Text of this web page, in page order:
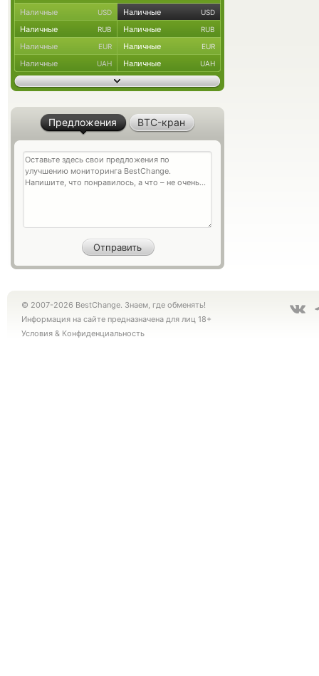
Наличные USD Наличные USD
Наличные RUB Наличные RUB
Наличные EUR Наличные EUR
Наличные UAH Наличные UAH
Предложения BTC-кран
© 2007-2026 BestChange. Знаем, где обменять!
Информация на сайте предназначена для лиц 18+
Условия & Конфиденциальность